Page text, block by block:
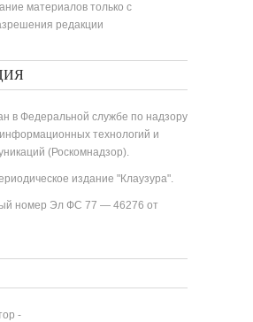
материалов только с
редакции
в Федеральной службе по надзору
технологий и
(Роскомнадзор).
издание "Клаузура".
номер Эл ФС 77 — 46276 от
-